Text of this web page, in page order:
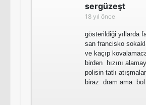
sergüzeşt
18 yıl önce
gösterildiği yıllarda
san francisko
ve kaçıp
birden hızını
polisin tatlı
biraz dram ama bol